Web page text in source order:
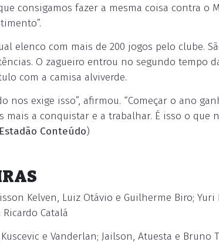
consigamos fazer a mesma coisa contra o
elenco com mais de 200 jogos pelo clube.
O zagueiro entrou no segundo tempo
com a camisa alviverde.
nos exige isso”, afirmou. “Começar o ano
mais a conquistar e a trabalhar. É isso o que
Conteúdo)
Kelven, Luiz Otávio e Guilherme Biro;
Catalá
e Vanderlan; Jailson, Atuesta e Bruno